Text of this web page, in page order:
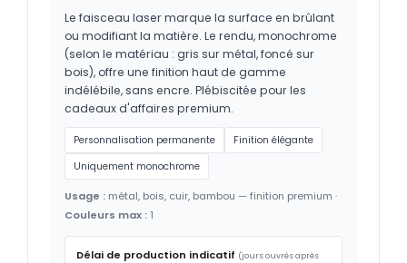
Le faisceau laser marque la surface en brûlant
ou modifiant la matière. Le rendu, monochrome
(selon le matériau : gris sur métal, foncé sur
bois), offre une finition haut de gamme
indélébile, sans encre. Plébiscitée pour les
cadeaux d'affaires premium.
Personnalisation permanente
Finition élégante
Uniquement monochrome
Usage : métal, bois, cuir, bambou — finition premium ·
Couleurs max : 1
Délai de production indicatif (jours ouvrés après